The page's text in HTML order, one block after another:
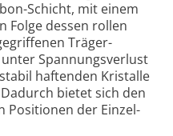
Schicht, mit einem
Folge dessen rollen
Träger­
Spannungs­verlust
haftenden Kristalle
bietet sich den
Positionen der Einzel­